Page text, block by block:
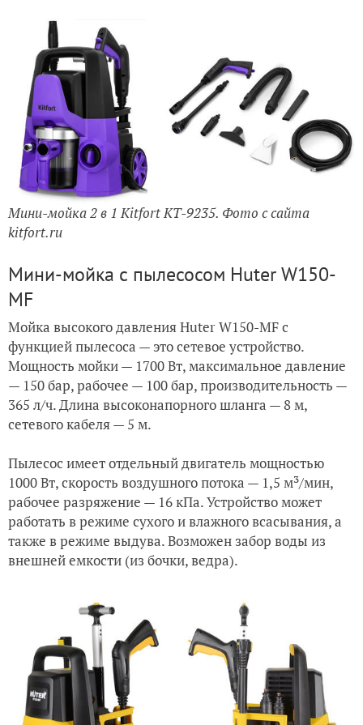
Мини-мойка 2 в 1 Kitfort КТ-9235. Фото с сайта
kitfort.ru
Мини-мойка с пылесосом Huter W150-
MF
Мойка высокого давления Huter W150-MF с
функцией пылесоса — это сетевое устройство.
Мощность мойки — 1700 Вт, максимальное давление
— 150 бар, рабочее — 100 бар, производительность —
365 л/ч. Длина высоконапорного шланга — 8 м,
сетевого кабеля — 5 м.
Пылесос имеет отдельный двигатель мощностью
1000 Вт, скорость воздушного потока — 1,5 м³/мин,
рабочее разряжение — 16 кПа. Устройство может
работать в режиме сухого и влажного всасывания, а
также в режиме выдува. Возможен забор воды из
внешней емкости (из бочки, ведра).